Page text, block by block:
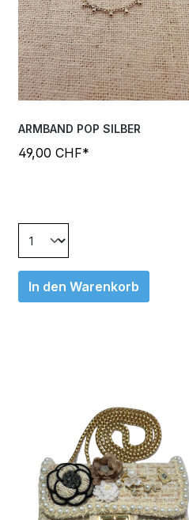
ARMBAND POP SILBER
49,00 CHF*
In den Warenkorb